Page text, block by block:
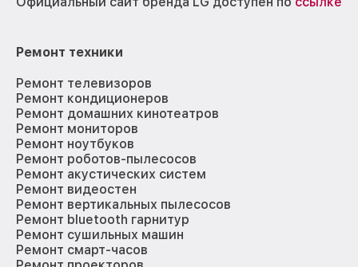
Ремонт техники
Ремонт телевизоров
Ремонт кондиционеров
Ремонт домашних кинотеатров
Ремонт мониторов
Ремонт ноутбуков
Ремонт роботов-пылесосов
Ремонт акустических систем
Ремонт видеостен
Ремонт вертикальных пылесосов
Ремонт bluetooth гарнитур
Ремонт сушильных машин
Ремонт смарт-часов